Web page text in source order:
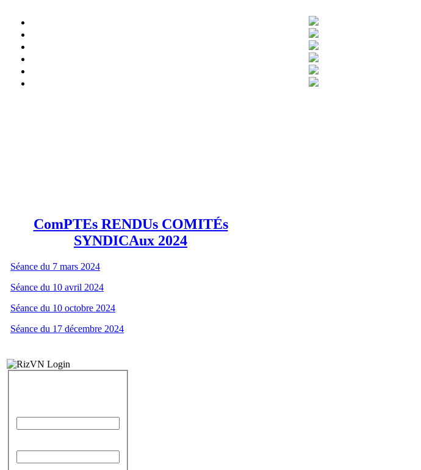
ComPTEs RENDUs COMITÉs
SYNDICAux 2024
Séance du 7 mars 2024
Séance du 10 avril 2024
Séance du 10 octobre 2024
Séance du 17 décembre 2024